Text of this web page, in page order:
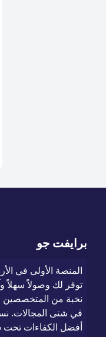
برايفت جو
المنصة الأولى في
توفر لك وصولاً سهلاً
نخبة من المتخصصين
في شتى المجالات.
أفضل الكفاءات